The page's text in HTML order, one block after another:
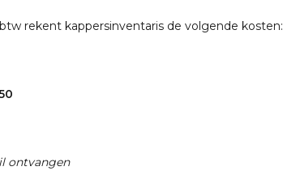
rekent kappersinventaris de volgende kosten:
ontvangen